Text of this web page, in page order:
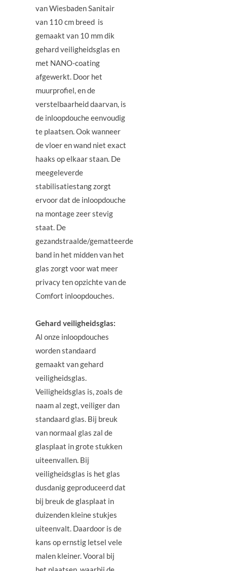
van Wiesbaden Sanitair
van 110 cm breed is
gemaakt van 10 mm dik
gehard veiligheidsglas en
met NANO-coating
afgewerkt. Door het
muurprofiel, en de
verstelbaarheid daarvan, is
de inloopdouche eenvoudig
te plaatsen. Ook wanneer
de vloer en wand niet exact
haaks op elkaar staan. De
meegeleverde
stabilisatiestang zorgt
ervoor dat de inloopdouche
na montage zeer stevig
staat. De
gezandstraalde/gematteerde
band in het midden van het
glas zorgt voor wat meer
privacy ten opzichte van de
Comfort inloopdouches.
Gehard veiligheidsglas:
Al onze inloopdouches
worden standaard
gemaakt van gehard
veiligheidsglas.
Veiligheidsglas is, zoals de
naam al zegt, veiliger dan
standaard glas. Bij breuk
van normaal glas zal de
glasplaat in grote stukken
uiteenvallen. Bij
veiligheidsglas is het glas
dusdanig geproduceerd dat
bij breuk de glasplaat in
duizenden kleine stukjes
uiteenvalt. Daardoor is de
kans op ernstig letsel vele
malen kleiner. Vooral bij